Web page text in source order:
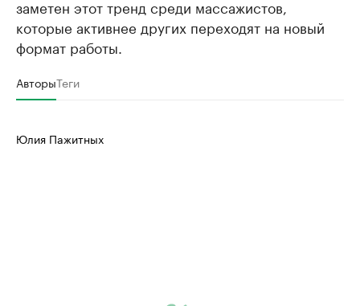
заметен этот тренд среди массажистов,
которые активнее других переходят на новый
формат работы.
АвторыТеги
Юлия Пажитных